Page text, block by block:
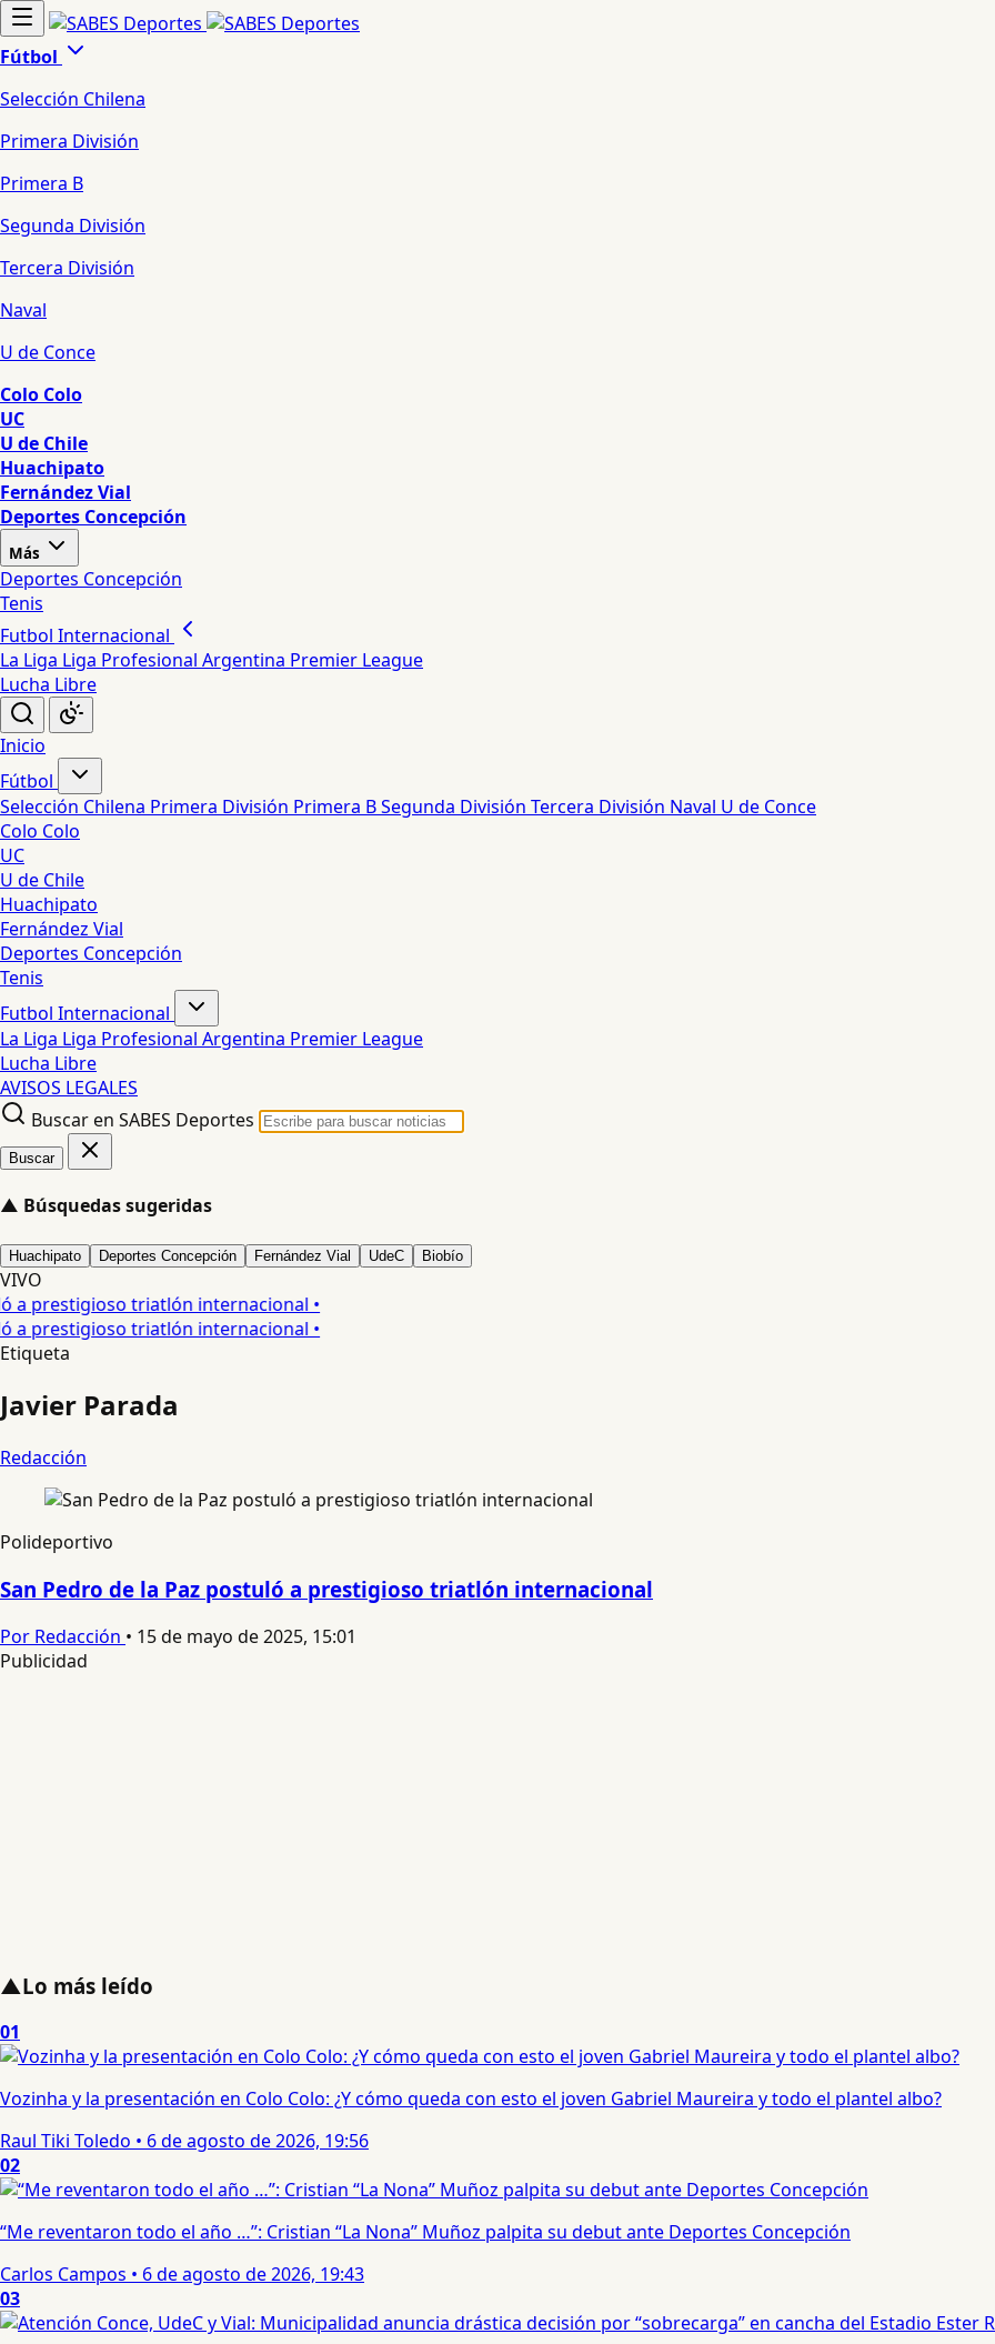
Fútbol
Selección Chilena
Primera División
Primera B
Segunda División
Tercera División
Naval
U de Conce
Colo Colo
UC
U de Chile
Huachipato
Fernández Vial
Deportes Concepción
Más
Deportes Concepción
Tenis
Futbol Internacional
La Liga Liga Profesional Argentina Premier League
Lucha Libre
Inicio
Fútbol
Selección Chilena Primera División Primera BSegunda División Tercera División Naval U de Conce
Colo Colo
UC
U de Chile
Huachipato
Fernández Vial
Deportes Concepción
Tenis
Futbol Internacional
La Liga Liga Profesional Argentina Premier League
Lucha Libre
AVISOS LEGALES
Buscar en SABES Deportes
Buscar
▲ Búsquedas sugeridas
Huachipato Deportes Concepción Fernández Vial UdeC Biobío
VIVO
prestigioso triatlón internacional •
prestigioso triatlón internacional •
Etiqueta
Javier Parada
Redacción
Polideportivo
San Pedro de la Paz postuló a prestigioso triatlón internacional
Por Redacción • 15 de mayo de 2025, 15:01
Publicidad
▲Lo más leído
01
Vozinha y la presentación en Colo Colo: ¿Y cómo queda con esto el joven Gabriel Maureira y todo el plantel albo?
Raul Tiki Toledo • 6 de agosto de 2026, 19:56
02
“Me reventaron todo el año …”: Cristian “La Nona” Muñoz palpita su debut ante Deportes Concepción
Carlos Campos • 6 de agosto de 2026, 19:43
03